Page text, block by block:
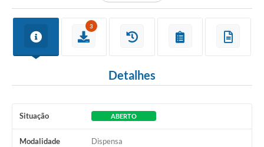
3
Detalhes
Situação ABERTO
Modalidade Dispensa